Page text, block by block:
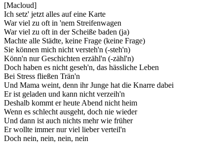
[Macloud]
Ich setz' jetzt alles auf eine Karte
War viel zu oft in 'nem Streifenwagen
War viel zu oft in der Scheiße baden (ja)
Machte alle Städte, keine Frage (keine Frage)
Sie können mich nicht versteh'n (-steh'n)
Könn'n nur Geschichten erzähl'n (-zähl'n)
Doch haben es nicht geseh'n, das hässliche Leben
Bei Stress fließen Trän'n
Und Mama weint, denn ihr Junge hat die Knarre dabei
Er ist geladen und kann nicht verzeih'n
Deshalb kommt er heute Abend nicht heim
Wenn es schlecht ausgeht, doch nie wieder
Und dann ist auch nichts mehr wie früher
Er wollte immer nur viel lieber verteil'n
Doch nein, nein, nein, nein